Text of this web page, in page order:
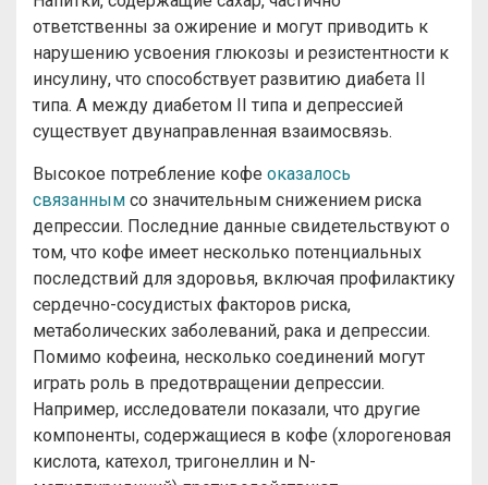
ответственны за ожирение и могут приводить к
нарушению усвоения глюкозы и резистентности к
инсулину, что способствует развитию диабета II
типа. А между диабетом II типа и депрессией
существует двунаправленная взаимосвязь.
Высокое потребление кофе оказалось
связанным со значительным снижением риска
депрессии. Последние данные свидетельствуют о
том, что кофе имеет несколько потенциальных
последствий для здоровья, включая профилактику
сердечно-сосудистых факторов риска,
метаболических заболеваний, рака и депрессии.
Помимо кофеина, несколько соединений могут
играть роль в предотвращении депрессии.
Например, исследователи показали, что другие
компоненты, содержащиеся в кофе (хлорогеновая
кислота, катехол, тригонеллин и N-